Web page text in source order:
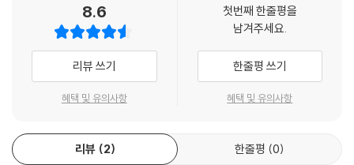
8.6
리뷰 쓰기
혜택 및 유의사항
첫번째 한줄평을
남겨주세요.
한줄평 쓰기
혜택 및 유의사항
리뷰 2 한줄평 0